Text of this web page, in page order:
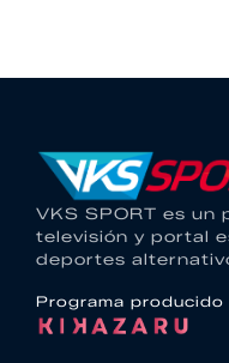
VKS SPORT es un
televisión y portal
deportes
Programa producido